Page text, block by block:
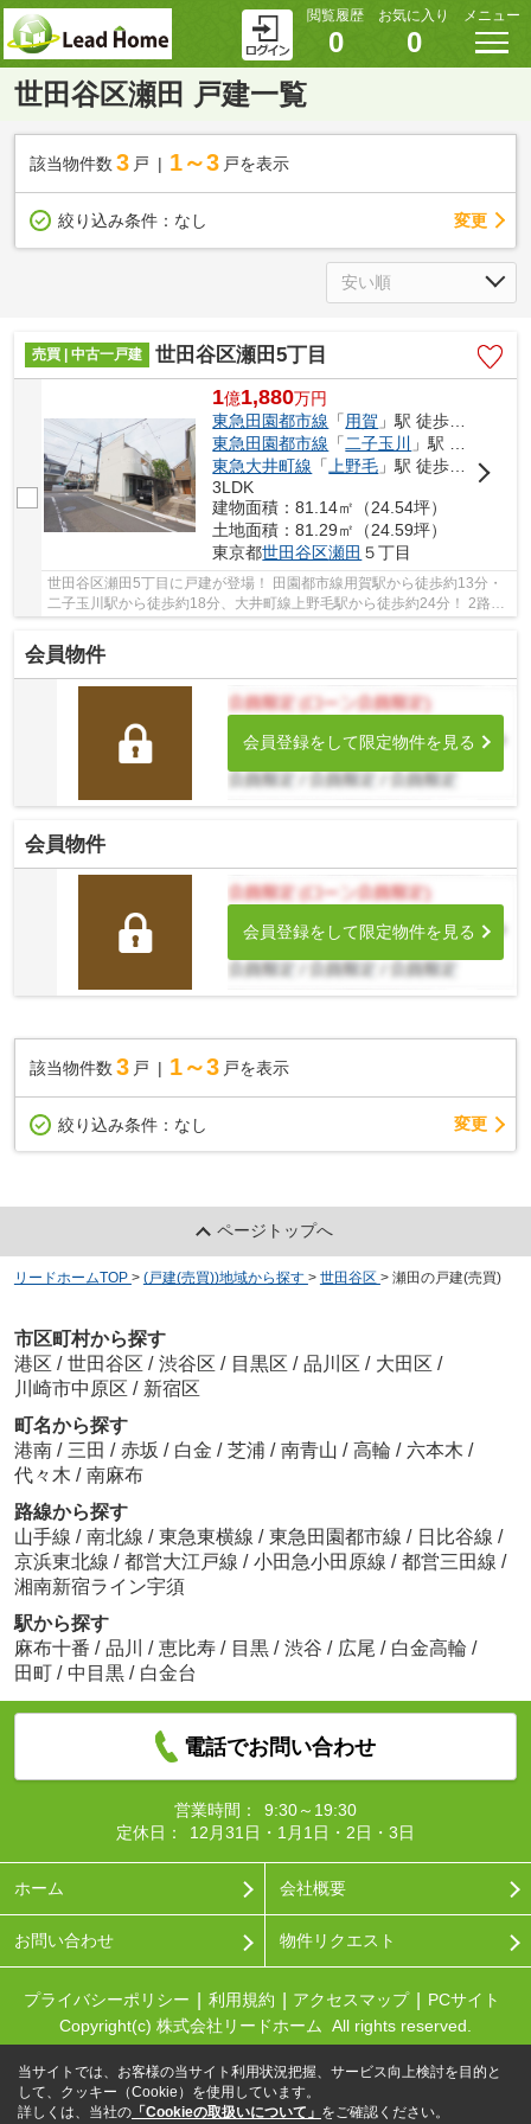
閲覧履歴
0
お気に入り
0
メニュー
世田谷区瀬田 戸建一覧
該当物件数 3 戸 1～3 戸を表示
絞り込み条件： なし 変更
売買 | 中古一戸建 世田谷区瀬田5丁目
1億1,880万円
東急田園都市線 「用賀 」駅 徒歩13分
東急田園都市線 「二子玉川
」駅 徒歩18分
東急大井町線 「上野毛 」駅 徒歩24分
3LDK
建物面積：81.14㎡（24.54坪）
土地面積：81.29㎡（24.59坪）
東京都世田谷区瀬田 ５丁目
世田谷区瀬田5丁目に戸建が登場！ 田園都市線用賀駅から徒歩約13分・
二子玉川駅から徒歩約18分、大井町線上野毛駅から徒歩約24分！ 2路線
会員物件
会員登録をして限定物件を見る
会員物件
会員登録をして限定物件を見る
該当物件数 3 戸 1～3 戸を表示
絞り込み条件： なし 変更
ページトップへ
リードホームTOP > (戸建(売買))地域から探す > 世田谷区 > 瀬田の戸建(売買)
市区町村から探す
港区 / 世田谷区 / 渋谷区 / 目黒区 / 品川区 / 大田区 /
川崎市中原区 / 新宿区
町名から探す
港南 / 三田 / 赤坂 / 白金 / 芝浦 / 南青山 / 高輪 / 六本木 /
代々木 / 南麻布
路線から探す
山手線 / 南北線 / 東急東横線 / 東急田園都市線 / 日比谷線 /
京浜東北線 / 都営大江戸線 / 小田急小田原線 / 都営三田線 /
湘南新宿ライン宇須
駅から探す
麻布十番 / 品川 / 恵比寿 / 目黒 / 渋谷 / 広尾 / 白金高輪 /
田町 / 中目黒 / 白金台
電話でお問い合わせ
営業時間：
9:30～19:30
定休日：
12月31日・1月1日・2日・3日
ホーム 会社概要
お問い合わせ 物件リクエスト
プライバシーポリシー 利用規約 アクセスマップ
PCサイト
Copyright(c) 株式会社リードホーム All rights reserved.
当サイトでは、お客様の当サイト利用状況把握、サービス向上検討を目的と
して、クッキー（Cookie）を使用しています。
詳しくは、当社の 「Cookieの取扱いについて」 をご確認ください。